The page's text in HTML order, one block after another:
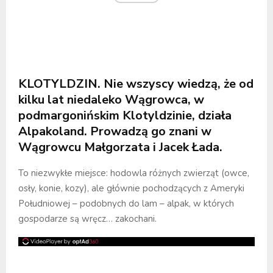
KLOTYLDZIN. Nie wszyscy wiedzą, że od
kilku lat niedaleko Wągrowca, w
podmargonińskim Klotyldzinie, działa
Alpakoland. Prowadzą go znani w
Wągrowcu Małgorzata i Jacek Łada.
To niezwykłe miejsce: hodowla różnych zwierząt (owce,
osły, konie, kozy), ale głównie pochodzących z Ameryki
Południowej – podobnych do lam – alpak, w których
gospodarze są wręcz… zakochani.